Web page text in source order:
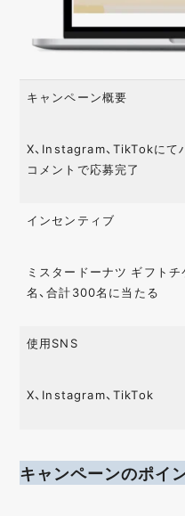
キャンペーン概要
X、Instagram、TikTokにて
コメントで応募完了
インセンティブ
ミスタードーナツ ギフト
名、合計300名に当たる
使用SNS
X、Instagram、TikTok
キャンペーンのポイ